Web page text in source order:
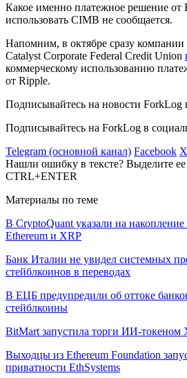
Какое именно платежное решение от
использовать CIMB не сообщается.
Напомним, в октябре сразу
Catalyst Corporate Federal Credit Union
коммерческому использованию
от Ripple.
Подписывайтесь на новости ForkLog
Подписывайтесь на ForkLog в
Telegram (основной канал) Facebook X
Нашли ошибку в тексте? Выделите
CTRL+ENTER
Материалы по теме
В CryptoQuant указали на
Ethereum и XRP
Банк Италии не увидел системных
стейблкоинов в переводах
В ЕЦБ предупредили об оттоке
стейблкоины
BitMart запустила торги ИИ-токеном
Выходцы из Ethereum Foundation
приватности EthSystems